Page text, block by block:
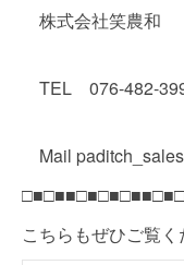
株式会社笑
TEL 076-
Mail
こちらもぜひご覧く